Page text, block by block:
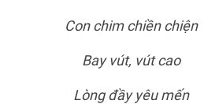
Con chim chiền chiện
Bay vút, vút cao
Lòng đầy yêu mến